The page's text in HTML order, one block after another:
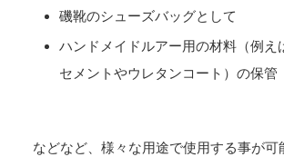
磯靴のシューズバッグとして
ハンドメイドルアー用の材料（例え
セメントやウレタンコート）の保管
などなど、様々な用途で使用する事が可